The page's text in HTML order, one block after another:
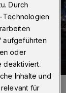
Durch
Technologien
aufgeführten
oder
deaktiviert.
Inhalte und
für